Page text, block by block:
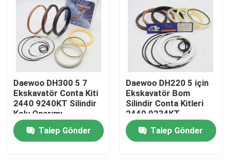
Hakkımızda
Fabrika turu
Kalite kontrol
Bize Ulaşın
Daewoo DH300 5 7
Ekskavatör Conta Kiti
2440 9240KT Silindir
Kolu Onarımı
Talep Gönder
Daewoo DH220 5 için
Ekskavatör Bom
Silindir Conta Kitleri
2440 9234KT
Talep Gönder